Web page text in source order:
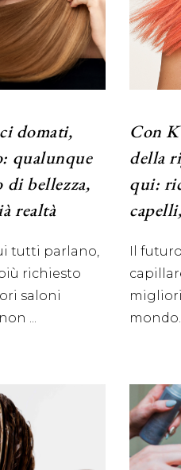
domati,
qualunque
di bellezza,
realtà
tutti parlano,
richiesto
saloni
Con
della
qui:
Il